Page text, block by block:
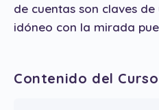
de cuentas son claves
idóneo con la mirada
Contenido del Curso